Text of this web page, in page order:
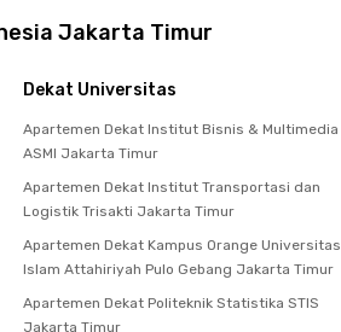
Jakarta Timur
Dekat Universitas
Apartemen Dekat Institut Bisnis & Multimedia
ASMI Jakarta Timur
Apartemen Dekat Institut Transportasi dan
Logistik Trisakti Jakarta Timur
Apartemen Dekat Kampus Orange Universitas
Islam Attahiriyah Pulo Gebang Jakarta Timur
Apartemen Dekat Politeknik Statistika STIS
Jakarta Timur